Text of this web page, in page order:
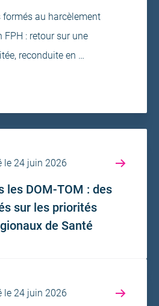
au harcèlement
FPH : retour sur une
reconduite en …
le 24 juin 2026
les DOM-TOM : des
sur les priorités
de Santé
le 24 juin 2026